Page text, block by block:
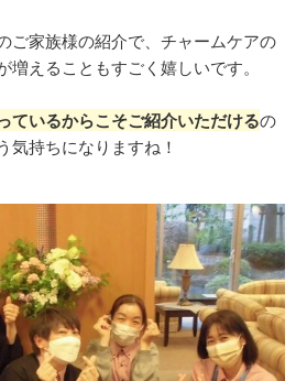
ご家族様の紹介で、チャームケアの
えることもすごく嬉しいです。
ているからこそご紹介いただけるの
気持ちになりますね！